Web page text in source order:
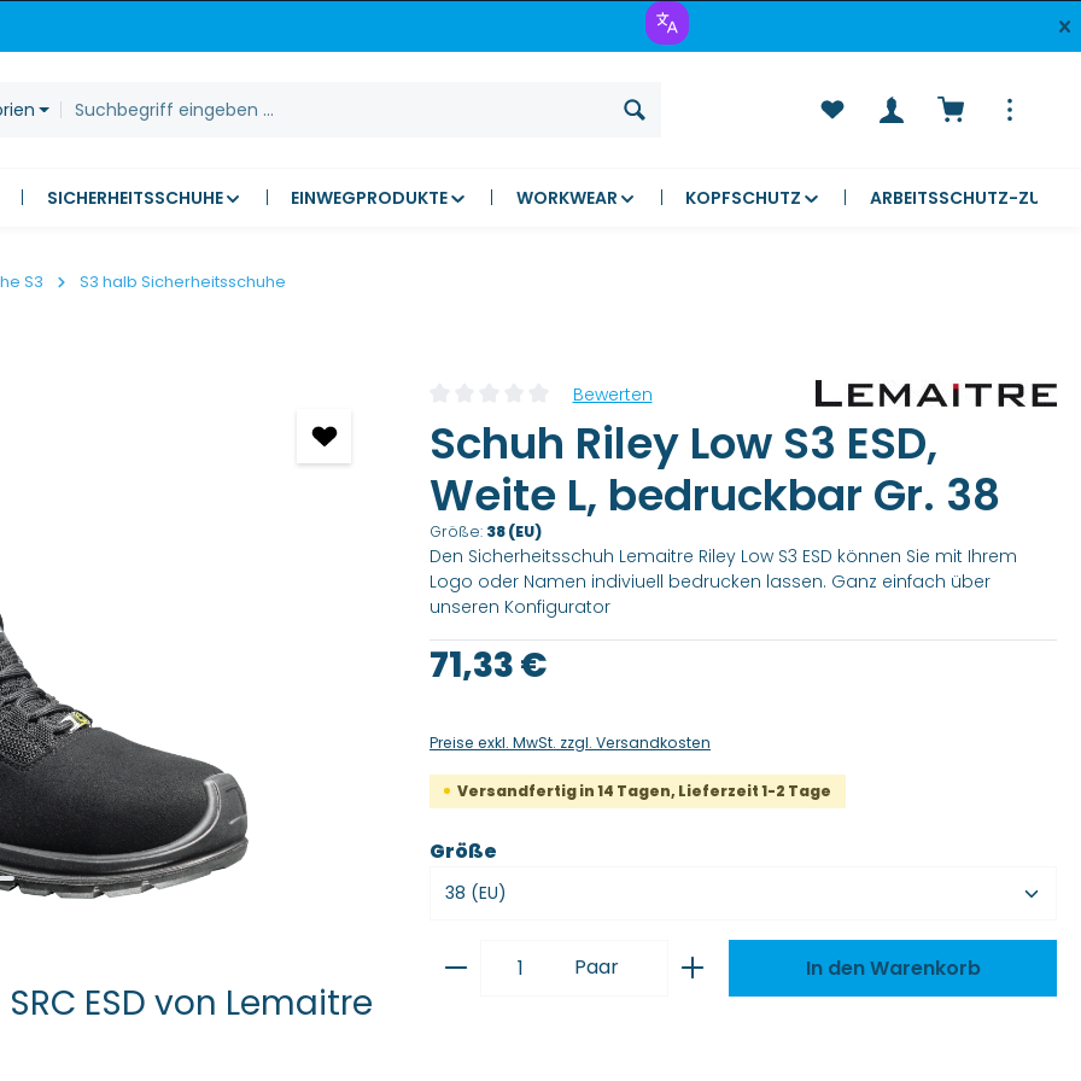
Warenkorb
SICHERHEITSSCHUHE EINWEGPRODUKTE WORKWEAR KOPFSCHUTZ ARBEITSSCHUTZ-
S3 S3 halb Sicherheitsschuhe
Bewerten
Schuh Riley Low S3 ESD,
Weite L, bedruckbar Gr. 38
Größe: 38 (EU)
Den Sicherheitsschuh Lemaitre Riley Low S3 ESD können Sie mit Ihrem
Logo oder Namen indiviuell bedrucken lassen. Ganz einfach über
unseren Konfigurator
Regulärer Preis:
71,33 €
Preise exkl. MwSt. zzgl. Versandkosten
Versandfertig in 14 Tagen, Lieferzeit 1-2 Tage
Größe
Produkt Anzahl: Gib den gewünschten
Paar In den Warenkorb
ESD von Lemaitre